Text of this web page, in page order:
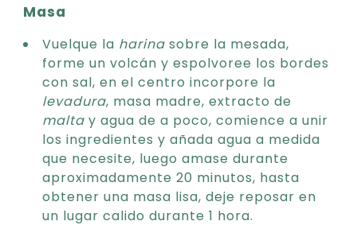
Masa
Vuelque la harina sobre la mesada,
forme un volcán y espolvoree los bordes
con sal, en el centro incorpore la
levadura, masa madre, extracto de
malta y agua de a poco, comience a unir
los ingredientes y añada agua a medida
que necesite, luego amase durante
aproximadamente 20 minutos, hasta
obtener una masa lisa, deje reposar en
un lugar calido durante 1 hora.